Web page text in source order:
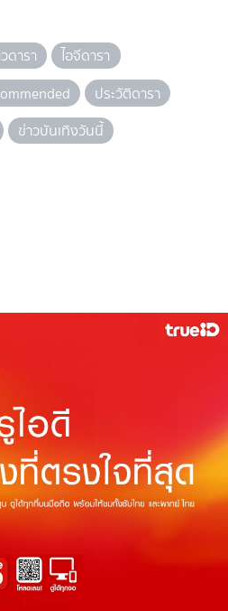
ดารา
ไอจีดารา
ประวัติดารา
ข่าวบันเทิงวันนี้